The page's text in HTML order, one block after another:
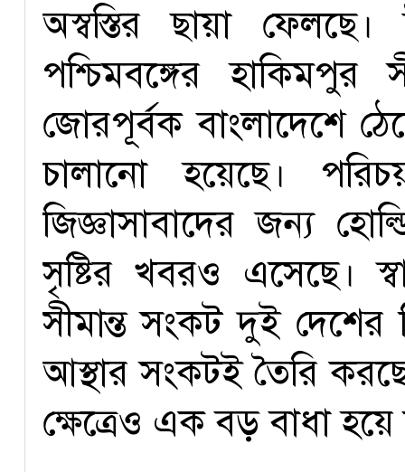
অস্বস্তির ছায়া
পশ্চিমবঙ্গের হাকিমপুর
জোরপূর্বক বাংলাদেশে
চালানো হয়েছে।
জিজ্ঞাসাবাদের জন্য
সৃষ্টির খবরও এসেছে।
সীমান্ত সংকট দুই দেশের
আস্থার সংকটই তৈরি
ক্ষেত্রেও এক বড় বাধা হয়ে